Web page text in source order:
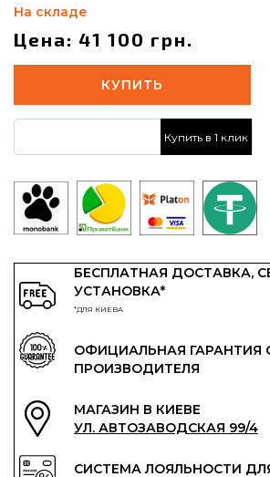
На складе
Цена: 41 100 грн.
КУПИТЬ
Купить в 1 клик
БЕСПЛАТНАЯ ДОСТАВКА,
УСТАНОВКА*
*ДЛЯ КИЕВА
ОФИЦИАЛЬНАЯ ГАРАНТИЯ
ПРОИЗВОДИТЕЛЯ
МАГАЗИН В КИЕВЕ
УЛ. АВТОЗАВОДСКАЯ 99/4
СИСТЕМА ЛОЯЛЬНОСТИ